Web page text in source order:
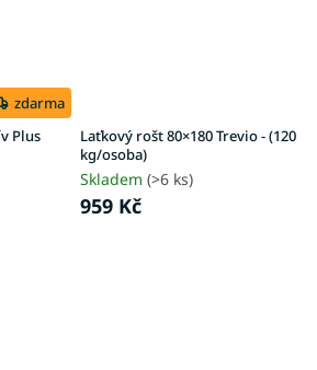
zdarma
Plus
Laťkový rošt 80×180 Trevio - (120
kg/osoba)
Skladem (>6 ks)
959 Kč